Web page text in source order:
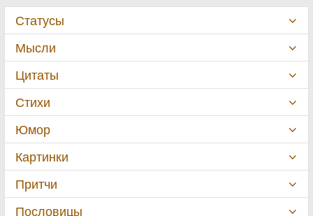
Статусы
Мысли
Цитаты
Стихи
Юмор
Картинки
Притчи
Пословицы